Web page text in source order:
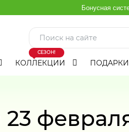
Бонусная
КОЛЛЕКЦИИ
СЕЗОН!
ПОДАРКИ